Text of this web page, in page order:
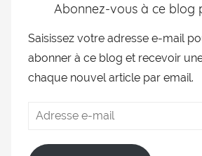
Abonnez-vous à ce blog
Saisissez votre adresse e-mail
abonner à ce blog et recevoir
chaque nouvel article par email.